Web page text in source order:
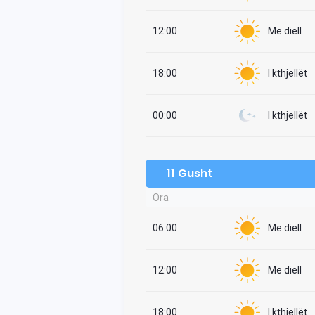
12:00 Me diell
18:00 I kthjellët
00:00 I kthjellët
11 Gusht
Ora
06:00 Me diell
12:00 Me diell
18:00 I kthjellët